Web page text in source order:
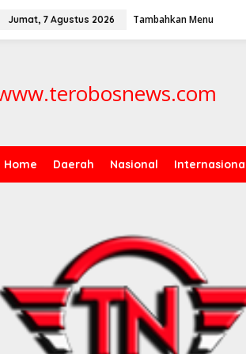
Jumat, 7 Agustus 2026 Tambahkan Menu
Home Daerah Nasional